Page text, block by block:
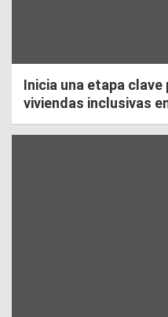
Inicia una etapa
viviendas inclusivas